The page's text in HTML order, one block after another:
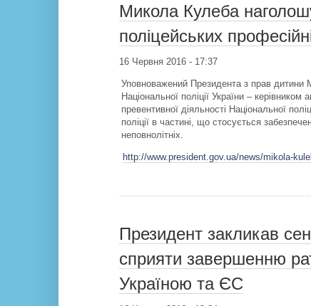
Микола Кулеба
поліцейських
16 Червня 2016 - 17:37
Уповноважений Президента з прав дитини
Національної поліції України –
превентивної діяльності Національної
поліції в частині, що стосується
неповнолітніх.
http://www.president.gov.ua/news/mikola-
Президент закликав
сприяти завершенню
Україною та ЄС